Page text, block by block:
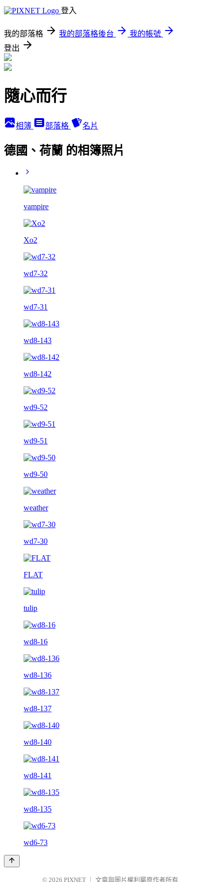
登入
我的部落格 我的部落格後台
我的帳號
登出
隨心而行
相簿 部落格 名片
德國、荷蘭 的相簿照片
vampire
Xo2
wd7-32
wd7-31
wd8-143
wd8-142
wd9-52
wd9-51
wd9-50
weather
wd7-30
FLAT
tulip
wd8-16
wd8-136
wd8-137
wd8-140
wd8-141
wd8-135
wd6-73
© 2026 PIXNET 文章與圖片權利屬原作者所有